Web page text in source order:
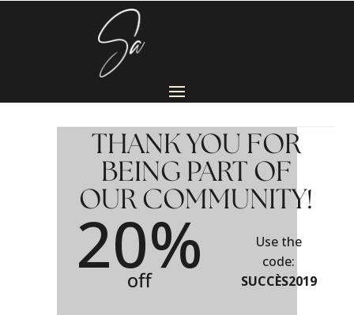
THANK YOU FOR
BEING PART OF
OUR COMMUNITY!
20%
off
Use the
code:
SUCCÈS2019